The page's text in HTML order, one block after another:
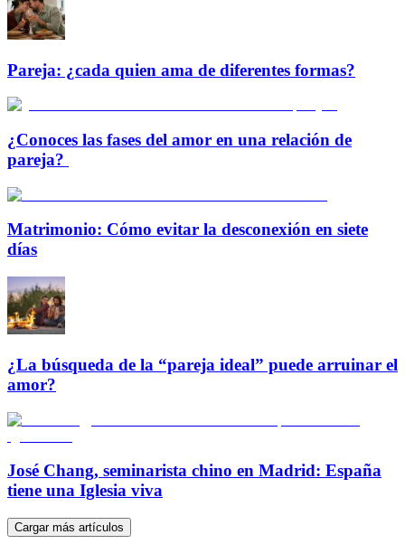
Pareja: ¿cada quien ama de diferentes formas?
¿Conoces las fases del amor en una relación de
pareja?
Matrimonio: Cómo evitar la desconexión en siete
días
¿La búsqueda de la “pareja ideal” puede arruinar el
amor?
José Chang, seminarista chino en Madrid: España
tiene una Iglesia viva
Cargar más artículos